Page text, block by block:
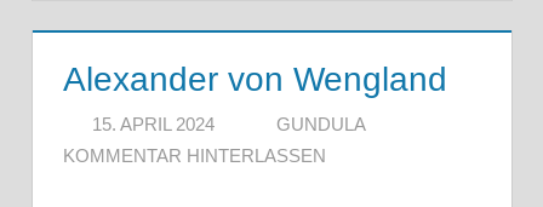
Alexander von Wengland
15. APRIL 2024
GUNDULA
KOMMENTAR HINTERLASSEN